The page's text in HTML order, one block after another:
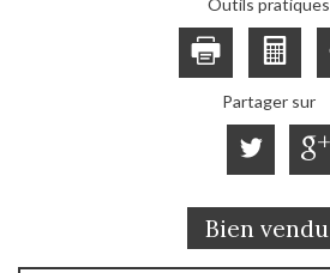
Partager sur
Bien vendu